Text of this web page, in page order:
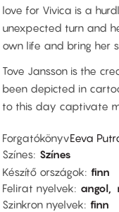
love for Vivica is a
unexpected turn and
own life and bring her
Tove Jansson is the
been depicted in
to this day captivate
ForgatókönyvEeva
Színes Színes
Készítő országok finn
Felirat nyelvek
angol
Szinkron nyelvek finn